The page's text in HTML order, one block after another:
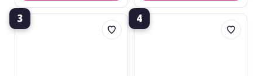
3
Audio-
Technica
4
Ortofon
Concorde